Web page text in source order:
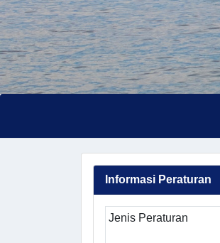
Informasi Peraturan
Jenis Peraturan